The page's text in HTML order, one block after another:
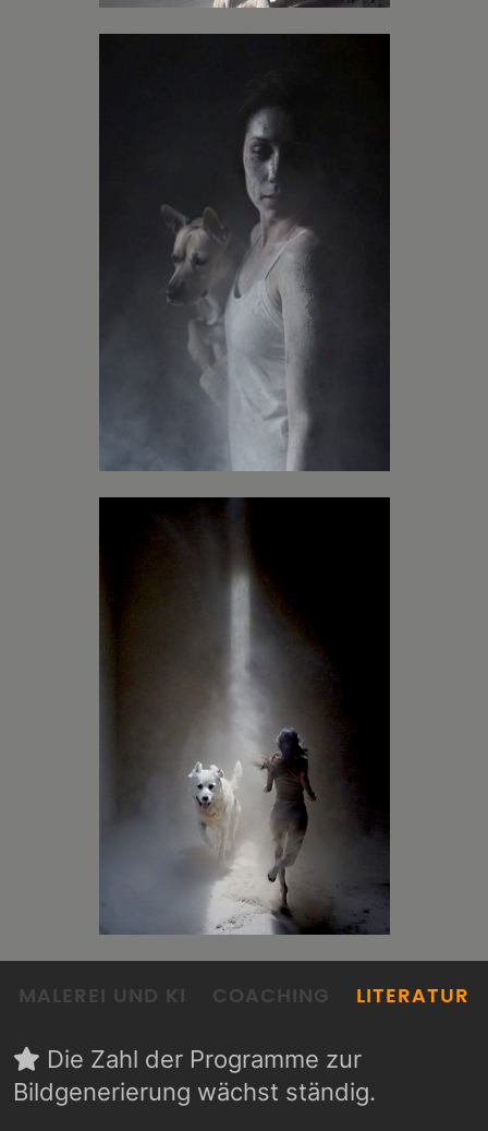
MALEREI UND KI COACHING LITERATUR
Die Zahl der Programme zur
Bildgenerierung wächst ständig.